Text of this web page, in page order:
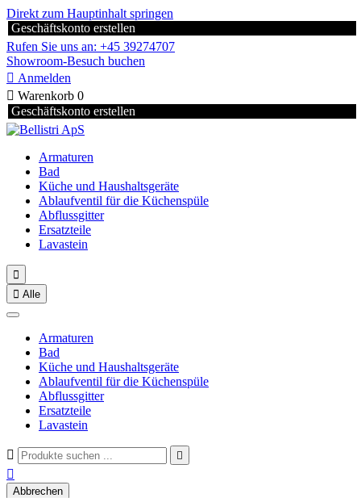
Direkt zum Hauptinhalt springen
Geschäftskonto erstellen
Rufen Sie uns an: +45 39274707
Showroom-Besuch buchen
 Anmelden
 Warenkorb 0
Geschäftskonto erstellen
Armaturen
Bad
Küche und Haushaltsgeräte
Ablaufventil für die Küchenspüle
Abflussgitter
Ersatzteile
Lavastein

 Alle
Armaturen
Bad
Küche und Haushaltsgeräte
Ablaufventil für die Küchenspüle
Abflussgitter
Ersatzteile
Lavastein
 

Abbrechen